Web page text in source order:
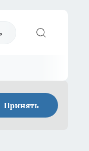
Принять